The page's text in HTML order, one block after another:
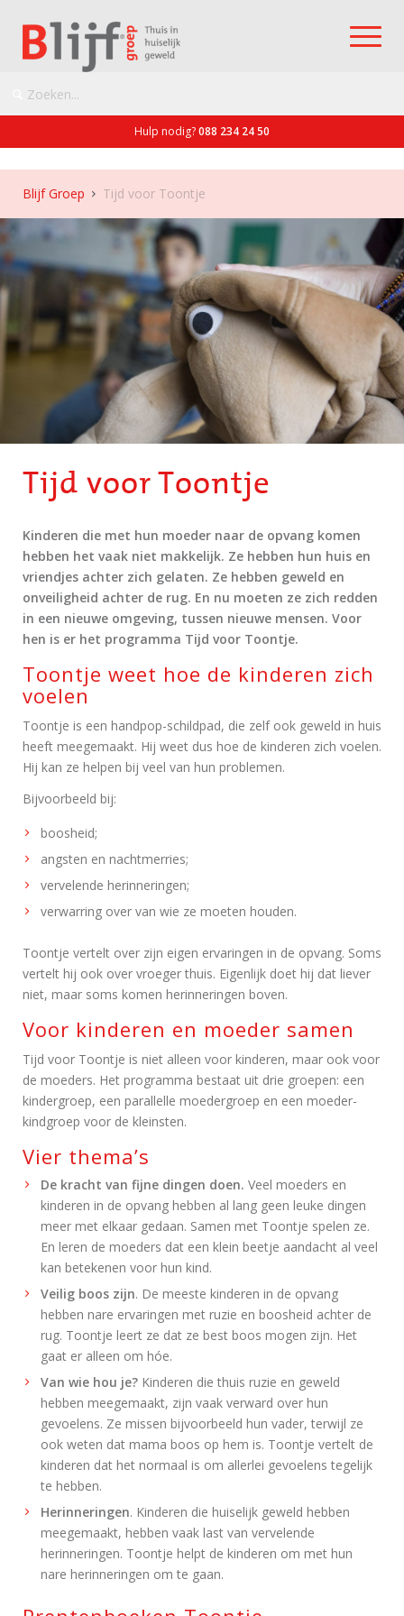
Hulp nodig?088 234 24 50
Blijf Groep Tijd voor Toontje
Tijd voor Toontje
Kinderen die met hun moeder naar de opvang komen
hebben het vaak niet makkelijk. Ze hebben hun huis en
vriendjes achter zich gelaten. Ze hebben geweld en
onveiligheid achter de rug. En nu moeten ze zich redden
in een nieuwe omgeving, tussen nieuwe mensen. Voor
hen is er het programma Tijd voor Toontje.
Toontje weet hoe de kinderen zich
voelen
Toontje is een handpop-schildpad, die zelf ook geweld in huis
heeft meegemaakt. Hij weet dus hoe de kinderen zich voelen.
Hij kan ze helpen bij veel van hun problemen.
Bijvoorbeeld bij:
boosheid;
angsten en nachtmerries;
vervelende herinneringen;
verwarring over van wie ze moeten houden.
Toontje vertelt over zijn eigen ervaringen in de opvang. Soms
vertelt hij ook over vroeger thuis. Eigenlijk doet hij dat liever
niet, maar soms komen herinneringen boven.
Voor kinderen en moeder samen
Tijd voor Toontje is niet alleen voor kinderen, maar ook voor
de moeders. Het programma bestaat uit drie groepen: een
kindergroep, een parallelle moedergroep en een moeder-
kindgroep voor de kleinsten.
Vier thema’s
De kracht van fijne dingen doen. Veel moeders en
kinderen in de opvang hebben al lang geen leuke dingen
meer met elkaar gedaan. Samen met Toontje spelen ze.
En leren de moeders dat een klein beetje aandacht al veel
kan betekenen voor hun kind.
Veilig boos zijn. De meeste kinderen in de opvang
hebben nare ervaringen met ruzie en boosheid achter de
rug. Toontje leert ze dat ze best boos mogen zijn. Het
gaat er alleen om hóe.
Van wie hou je? Kinderen die thuis ruzie en geweld
hebben meegemaakt, zijn vaak verward over hun
gevoelens. Ze missen bijvoorbeeld hun vader, terwijl ze
ook weten dat mama boos op hem is. Toontje vertelt de
kinderen dat het normaal is om allerlei gevoelens tegelijk
te hebben.
Herinneringen. Kinderen die huiselijk geweld hebben
meegemaakt, hebben vaak last van vervelende
herinneringen. Toontje helpt de kinderen om met hun
nare herinneringen om te gaan.